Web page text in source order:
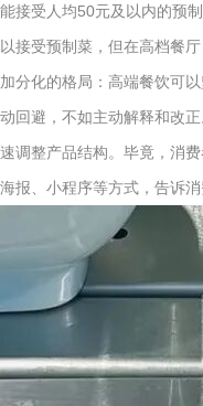
接受人均50元及以内的预
接受预制菜，但在高档餐
分化的格局：高端餐饮可
回避，不如主动解释和改
调整产品结构。毕竟，消
报、小程序等方式，告